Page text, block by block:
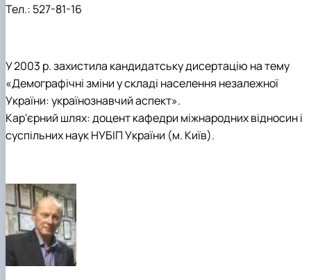
Тел.: 527-81-16
У 2003 р. захистила кандидатську дисертацію на тему
«Демографічні зміни у складі населення незалежної
України: українознавчий аспект».
Кар'єрний шлях: доцент кафедри міжнародних відносин і
суспільних наук НУБІП України (м. Київ).